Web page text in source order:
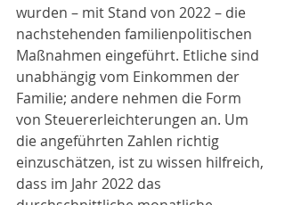
wurden – mit Stand von 2022 – die
nachstehenden familienpolitischen
Maßnahmen eingeführt. Etliche sind
unabhängig vom Einkommen der
Familie; andere nehmen die Form
von Steuererleichterungen an. Um
die angeführten Zahlen richtig
einzuschätzen, ist zu wissen hilfreich,
dass im Jahr 2022 das